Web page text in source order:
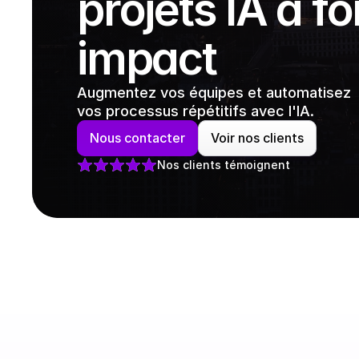
impact
Augmentez vos équipes et automatisez
vos processus répétitifs avec l'IA.
Nous contacter Voir nos clients
Nos clients témoignent